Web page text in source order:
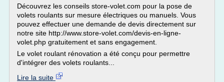
Découvrez les conseils store-volet.com pour la pose de
volets roulants sur mesure électriques ou manuels. Vous
pouvez effectuer une demande de devis directement sur
notre site http://www.store-volet.com/devis-en-ligne-
volet.php gratuitement et sans engagement.
Le volet roulant rénovation a été conçu pour permettre
d'intégrer des volets roulants...
Lire la suite